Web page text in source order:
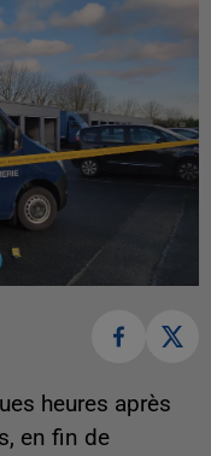
heures après
en fin de